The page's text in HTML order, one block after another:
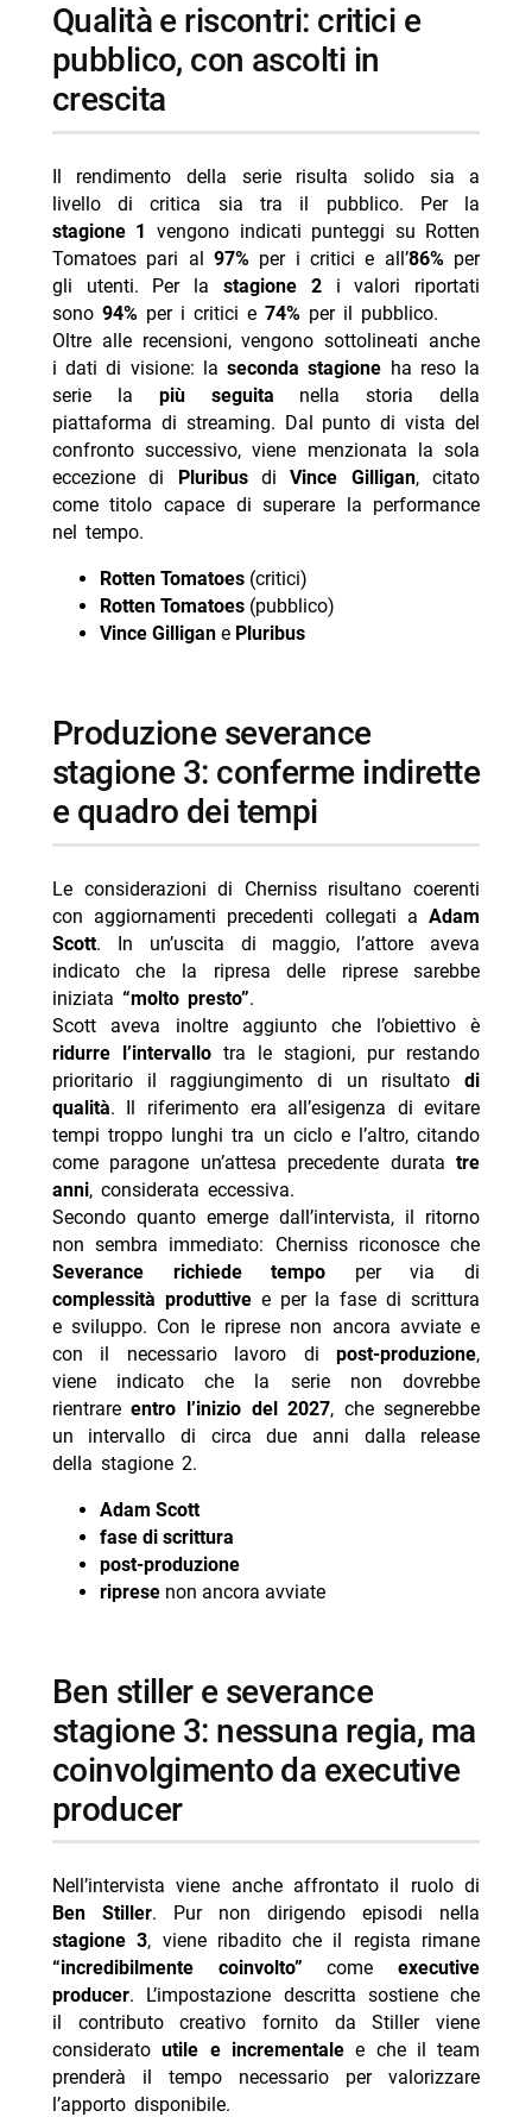
qualità e riscontri: critici e
pubblico, con ascolti in
crescita
Il rendimento della serie risulta solido sia a
livello di critica sia tra il pubblico. Per la
stagione 1 vengono indicati punteggi su Rotten
Tomatoes pari al 97%per i critici e all’86%per
gli utenti. Per la stagione 2i valori riportati
sono 94%per i critici e 74%per il pubblico.
Oltre alle recensioni, vengono sottolineati anche
i dati di visione: laseconda stagione ha reso la
serie la più seguita nella storia della
piattaforma di streaming. Dal punto di vista del
confronto successivo, viene menzionata la sola
eccezione di PluribusdiVince Gilligan, citato
come titolo capace di superare la performance
nel tempo.
Rotten Tomatoes(critici)
Rotten Tomatoes(pubblico)
Vince Gilligane Pluribus
produzione severance
stagione 3: conferme indirette
e quadro dei tempi
Le considerazioni di Cherniss risultano coerenti
con aggiornamenti precedenti collegati aAdam
Scott. In un’uscita di maggio, l’attore aveva
indicato che la ripresa delle riprese sarebbe
iniziata “molto presto”.
Scott aveva inoltre aggiunto che l’obiettivo è
ridurre l’intervallotra le stagioni, pur restando
prioritario il raggiungimento di un risultatodi
qualità. Il riferimento era all’esigenza di evitare
tempi troppo lunghi tra un ciclo e l’altro, citando
come paragone un’attesa precedente duratatre
anni, considerata eccessiva.
Secondo quanto emerge dall’intervista, il ritorno
non sembra immediato: Cherniss riconosce che
Severance richiede tempo per via di
complessità produttivee per la fase di scrittura
e sviluppo. Con le riprese non ancora avviate e
con il necessario lavoro dipost-produzione,
viene indicato che la serie non dovrebbe
rientrareentro l’inizio del 2027, che segnerebbe
un intervallo di circa due anni dalla release
della stagione 2.
Adam Scott
fase di scrittura
post-produzione
ripresenon ancora avviate
ben stiller e severance
stagione 3: nessuna regia, ma
coinvolgimento da executive
producer
Nell’intervista viene anche affrontato il ruolo di
Ben Stiller. Pur non dirigendo episodi nella
stagione 3, viene ribadito che il regista rimane
“incredibilmente coinvolto” comeexecutive
producer. L’impostazione descritta sostiene che
il contributo creativo fornito da Stiller viene
consideratoutile e incrementalee che il team
prenderà il tempo necessario per valorizzare
l’apporto disponibile.